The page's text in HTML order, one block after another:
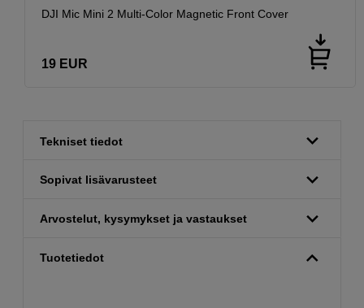
DJI Mic Mini 2 Multi-Color Magnetic Front Cover
19 EUR
Tekniset tiedot
Sopivat lisävarusteet
Arvostelut, kysymykset ja vastaukset
Tuotetiedot